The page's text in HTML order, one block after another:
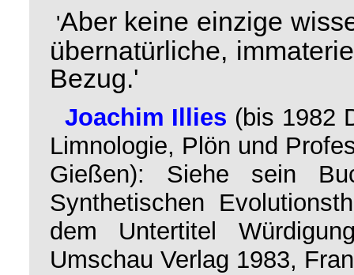
'Aber keine einzige
übernatürliche,
Bezug.'
Joachim Illies (bis 1982
Limnologie, Plön und
Gießen): Siehe sein
Synthetischen
dem Untertitel
Umschau Verlag 1983,